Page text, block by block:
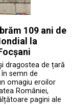
109 ani de
la
dragostea de țară
semn de
omagiu eroilor
României,
pagini ale